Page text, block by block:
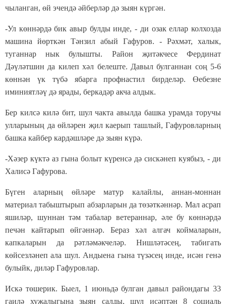
чыланган, өй эчендә әйберләр дә зыян күргән.
-Ул көннәрдә бик авыр булды инде, - ди озак еллар колхозда
машина йөрткән Тәнзил абый Гафуров. - Рәхмәт, халык,
туганнар нык булышты. Район җитәкчесе Фердинат
Дәүләтшин да килеп хәл белеште. Давыл булганнан соң 5-6
көннән үк түбә ябарга профнастил бирделәр. Өебезне
иминиятләү дә ярады, беркадәр акча алдык.
Бер килсә килә бит, шул чакта авылда башка урамда торучы
улларының да өйләрен җил каерып ташлый, Гафуровларның
башка кайбер кардәшләре дә зыян күрә.
-Хәзер күктә аз гына болыт күренсә дә сискәнеп куябыз, - ди
Халисә Гафурова.
Бүген аларның өйләре матур калайлы, аннан-моннан
материал табыштырып абзарларын да төзәткәннәр. Мал асрап
яшиләр, шуннан тәм табалар ветераннар, әле бу көннәрдә
печән кайтарып өйгәннәр. Бераз хәл алгач коймаларын,
капкаларын да рәтләмәкчеләр. Нишләтәсең, табигать
көйсезләнеп ала шул. Андыена гына түзәсең инде, исән генә
булыйк, диләр Гафуровлар.
Искә төшерик. Быел, 1 июньдә булган давыл райондагы 33
гаилә хуҗалыгына зыян салды, шул исәптән 8 социаль